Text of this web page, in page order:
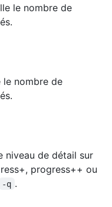
le nombre de
le nombre de
niveau de détail sur
progress++ ou
-q .